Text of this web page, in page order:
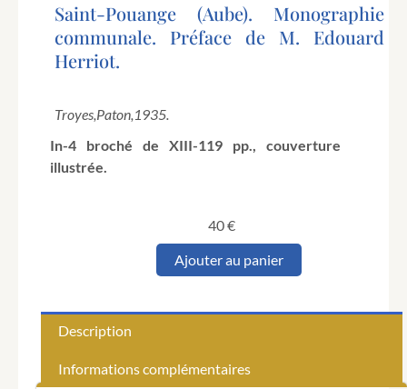
Saint-Pouange (Aube). Monographie
communale. Préface de M. Edouard
Herriot.
Troyes,Paton,1935.
In-4 broché de XIII-119 pp., couverture
illustrée.
40€
quantité
(Aube).
Monographie
Ajouter au panier
Description
Informations complémentaires